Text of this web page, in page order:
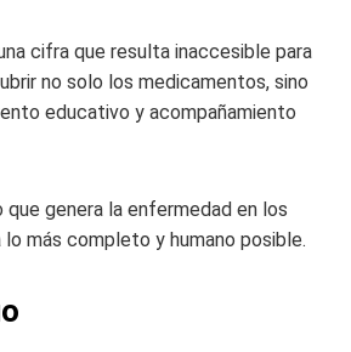
cifra que resulta inaccesible para
no solo los medicamentos, sino
educativo y acompañamiento
genera la enfermedad en los
más completo y humano posible.